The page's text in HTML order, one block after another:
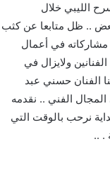
الليبي خلال
.. ظل متابعا عن كثب
في أعمال
ولايزال في
الفنان حسني عبد
الفني .. نقدمه
نرحب بالوقت التي
. ..